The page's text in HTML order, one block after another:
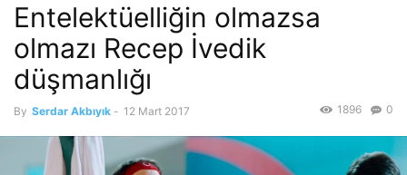
Entelektüelliğin olmazsa
olmazı Recep İvedik
düşmanlığı
By Serdar Akbıyık - 12 Mart 2017 0
1896